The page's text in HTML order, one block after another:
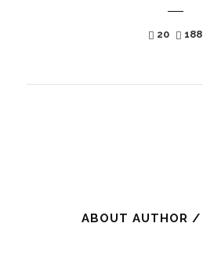
20 188
ABOUT AUTHOR /